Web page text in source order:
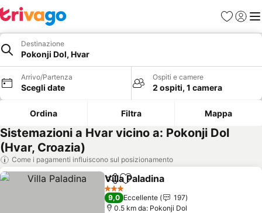
PreferitiAccedi
Destinazione
Pokonji Dol, Hvar
Arrivo/Partenza
Scegli date
Ospiti e camere
2 ospiti, 1 camera
Ordina Filtra Mappa
Sistemazioni a Hvar vicino a: Pokonji Dol
(Hvar, Croazia)
Come i pagamenti influiscono sul posizionamento
CondividiAggiungi ai preferiti
Villa Paladina
3 Stelle
9,0 Eccellente
197
0.5 km da: Pokonji Dol